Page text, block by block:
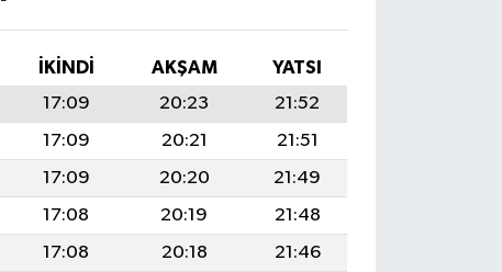
İKINDI AKŞAM
YATSI
17:09 20:23
21:52
17:09 20:21
21:51
17:09 20:20
21:49
17:08 20:19
21:48
17:08 20:18
21:46